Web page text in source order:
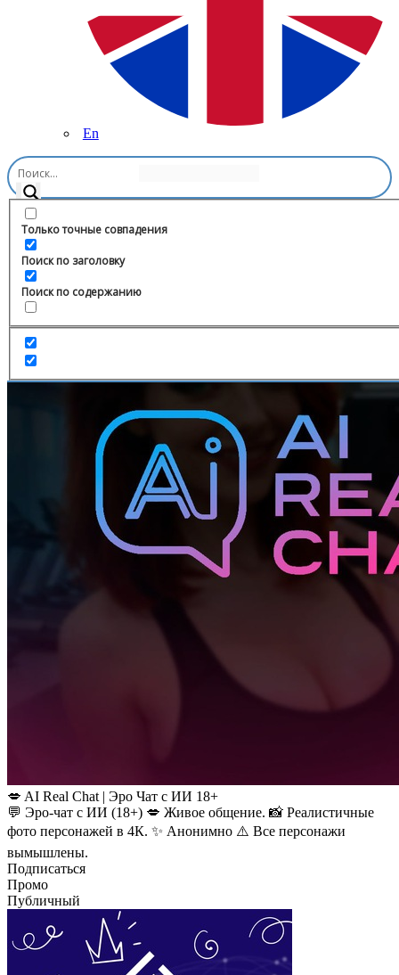
En
Только точные совпадения
Поиск по заголовку
Поиск по содержанию
Главная
💋 AI Real Chat | Эро Чат с ИИ 18+
💬 Эро-чат с ИИ (18+) 💋 Живое общение. 📸 Реалистичные
фото персонажей в 4К. ✨ Анонимно ⚠️ Все персонажи
вымышлены.
Подписаться
Промо
Публичный